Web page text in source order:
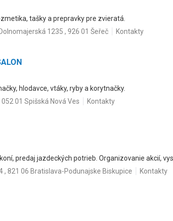
tašky a prepravky pre zvieratá.
Dolnomajerská 1235 , 926 01 Šeřeč Kontakty
hlodavce, vtáky, ryby a korytnačky.
01 Spišská Nová Ves Kontakty
predaj jazdeckých potrieb. Organizovanie akcií,
, 821 06 Bratislava-Podunajske Biskupice Kontakty